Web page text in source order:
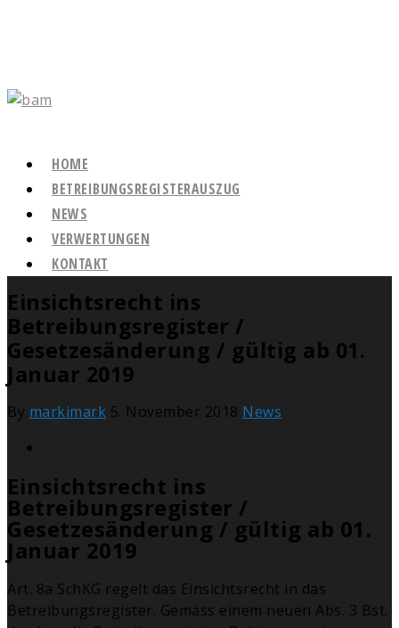
HOME
BETREIBUNGSREGISTERAUSZUG
NEWS
VERWERTUNGEN
KONTAKT
Einsichtsrecht ins
Betreibungsregister /
Gesetzesänderung / gültig ab 01.
Januar 2019
By markimark 5. November 2018 News
Einsichtsrecht ins
Betreibungsregister /
Gesetzesänderung / gültig ab 01.
Januar 2019
Art. 8a SchKG regelt das Einsichtsrecht in das
Betreibungsregister. Gemäss einem neuen Abs. 3 Bst.